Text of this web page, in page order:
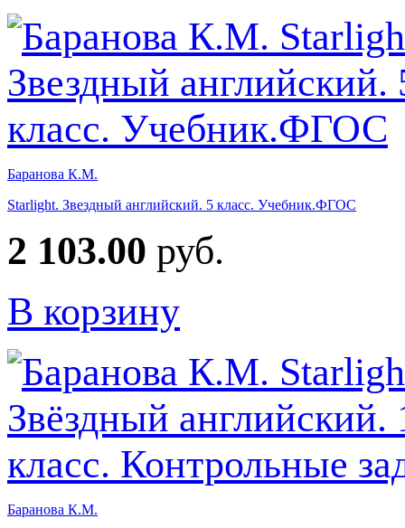
Баранова К.М.
Starlight. Звездный английский. 5 класс. Учебник.ФГОС
2 103.00 руб.
В корзину
Баранова К.М.